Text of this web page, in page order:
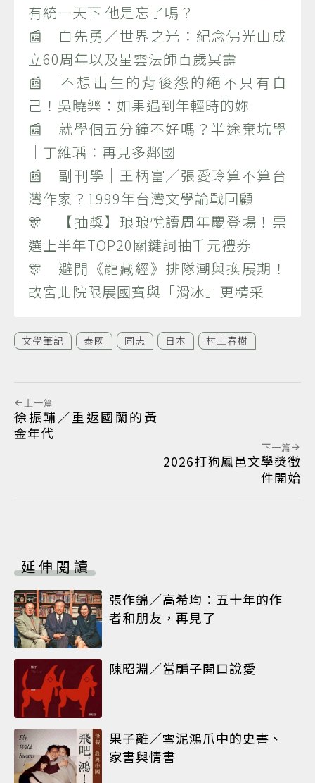
有統一天下 他是忘了嗎？
📰 白先勇／世界之光：紀念佛光山成
立60周年以及星雲法師百歲冥壽
📰 不想出生的背後怨的絕不只有自
己！吳曉樂：如果遇到年輕時的妳
📰 就學個五分鐘不好嗎？半途棄坑學
｜丁維瑀：再見多鄰國
📰 副刊學｜王柄富／張愛玲算不算台
灣作家？1999年台灣文學論戰回顧
🎊 【抽獎】琅琅悅讀周年慶登場！票
選上半年TOP20關鍵詞抽千元禮券
🎊 避開《龍藏經》排隊潮與換展期！
故宮北院限展國寶與「滑冰」更精采
文學筆記 泰國 同志 日本 村上春樹
上一篇
徐振輔／重返國蘭的黃
金年代
下一篇
2026打狗鳳邑文學獎徵
件開始
延伸閱讀
張作錦／高希均：五十年的作
者和朋友，再見了
陳昭淵／當騙子開口說愛
果子離／雪泥鴻爪中的史書、
家書與情書